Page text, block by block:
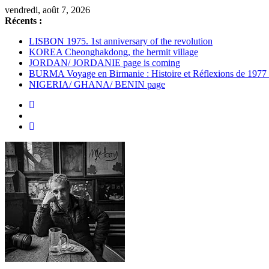
Passer
au
vendredi, août 7, 2026
Récents :
LISBON 1975. 1st anniversary of the revolution
KOREA Cheonghakdong, the hermit village
JORDAN/ JORDANIE page is coming
BURMA Voyage en Birmanie : Histoire et Réflexions de 1977
NIGERIA/ GHANA/ BENIN page